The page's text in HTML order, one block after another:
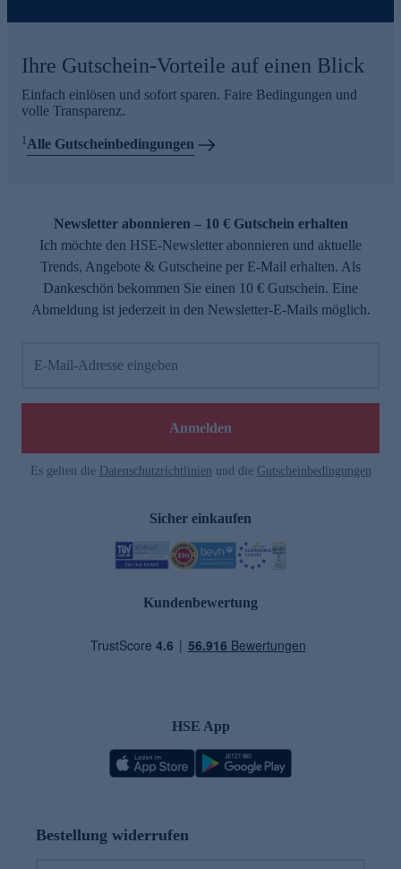
Ihre Gutschein-Vorteile auf einen Blick
Einfach einlösen und sofort sparen. Faire Bedingungen und
volle Transparenz.
1Alle Gutscheinbedingungen
Newsletter abonnieren – 10 € Gutschein erhalten
Ich möchte den HSE-Newsletter abonnieren und aktuelle
Trends, Angebote & Gutscheine per E-Mail erhalten. Als
Dankeschön bekommen Sie einen 10 € Gutschein. Eine
Abmeldung ist jederzeit in den Newsletter-E-Mails möglich.
E-Mail-Adresse eingeben
Anmelden
Es gelten die Datenschutzrichtlinien und die Gutscheinbedingungen
Sicher einkaufen
Kundenbewertung
HSE App
Bestellung widerrufen